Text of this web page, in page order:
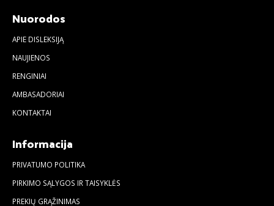
Nuorodos
APIE DISLEKSIJĄ
NAUJIENOS
RENGINIAI
AMBASADORIAI
KONTAKTAI
Informacija
PRIVATUMO POLITIKA
PIRKIMO SĄLYGOS IR TAISYKLĖS
PREKIŲ GRĄŽINIMAS